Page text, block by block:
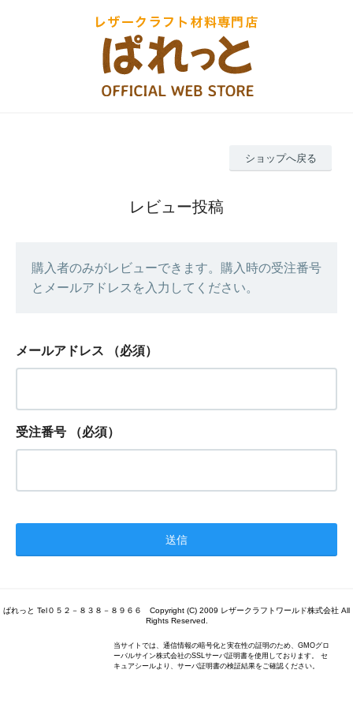
ショップへ戻る
レビュー投稿
購入者のみがレビューできます。購入時の受注番号
とメールアドレスを入力してください。
メールアドレス （必須）
受注番号 （必須）
ぱれっと Tel０５２－８３８－８９６６ Copyright (C) 2009 レザークラフトワールド株式会社 All
Rights Reserved.
当サイトでは、通信情報の暗号化と実在性の証明のため、GMOグロ
ーバルサイン株式会社のSSLサーバ証明書を使用しております。 セ
キュアシールより、サーバ証明書の検証結果をご確認ください。